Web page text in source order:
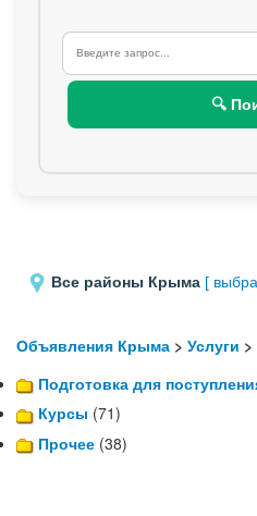
🔍
Все районы Крыма [
Объявления Крыма > Услуги
Подготовка для
Курсы (71)
Прочее (38)